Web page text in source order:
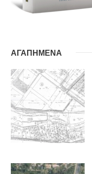
ΑΓΑΠΗΜΕΝΑ